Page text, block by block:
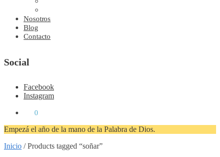
Nosotros
Blog
Contacto
Social
Facebook
Instagram
0
Empezá el año de la mano de la Palabra de Dios.
Inicio /Products tagged “soñar”